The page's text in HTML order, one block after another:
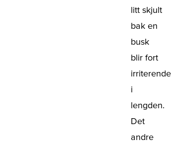
litt skjult
bak en
busk
blir fort
irriterende
i
lengden.
Det
andre